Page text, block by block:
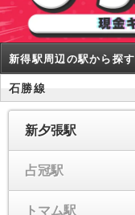
新得駅周辺の駅から探す
石勝線
新夕張駅
占冠駅
トマム駅